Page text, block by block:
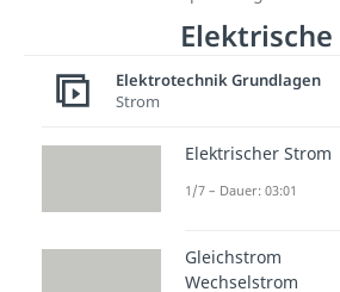
Wichtige
Video
Elektrotechnik Grundlagen
Strom
Elektrischer Strom
1/7 – Dauer: 03:01
Gleichstrom
Wechselstrom